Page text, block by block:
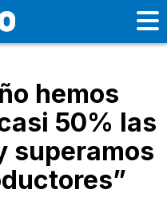
hemos
50% las
superamos